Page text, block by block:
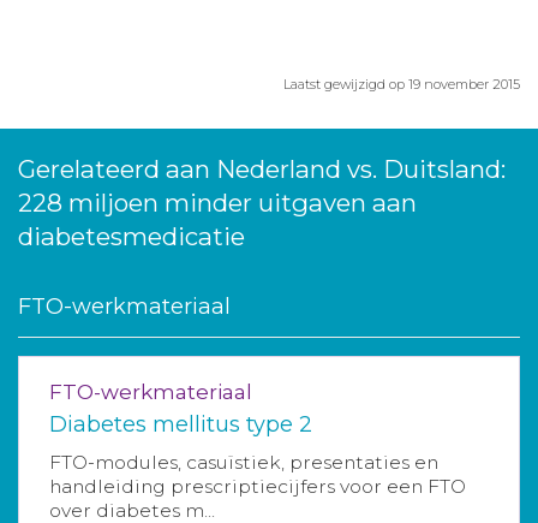
Laatst gewijzigd op 19 november 2015
Gerelateerd aan Nederland vs. Duitsland:
228 miljoen minder uitgaven aan
diabetesmedicatie
FTO-werkmateriaal
FTO-werkmateriaal
Diabetes mellitus type 2
FTO-modules, casuïstiek, presentaties en
handleiding prescriptiecijfers voor een FTO
over diabetes m...